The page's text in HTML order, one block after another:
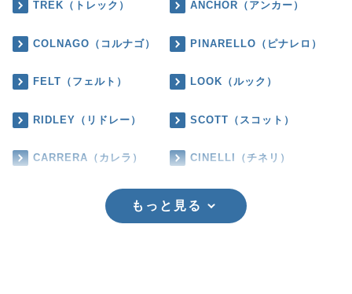
TREK（トレック） ANCHOR（アンカー）
COLNAGO（コルナゴ） PINARELLO（ピナレロ）
FELT（フェルト） LOOK（ルック）
RIDLEY（リドレー） SCOTT（スコット）
CARRERA（カレラ） CINELLI（チネリ）
もっと見る